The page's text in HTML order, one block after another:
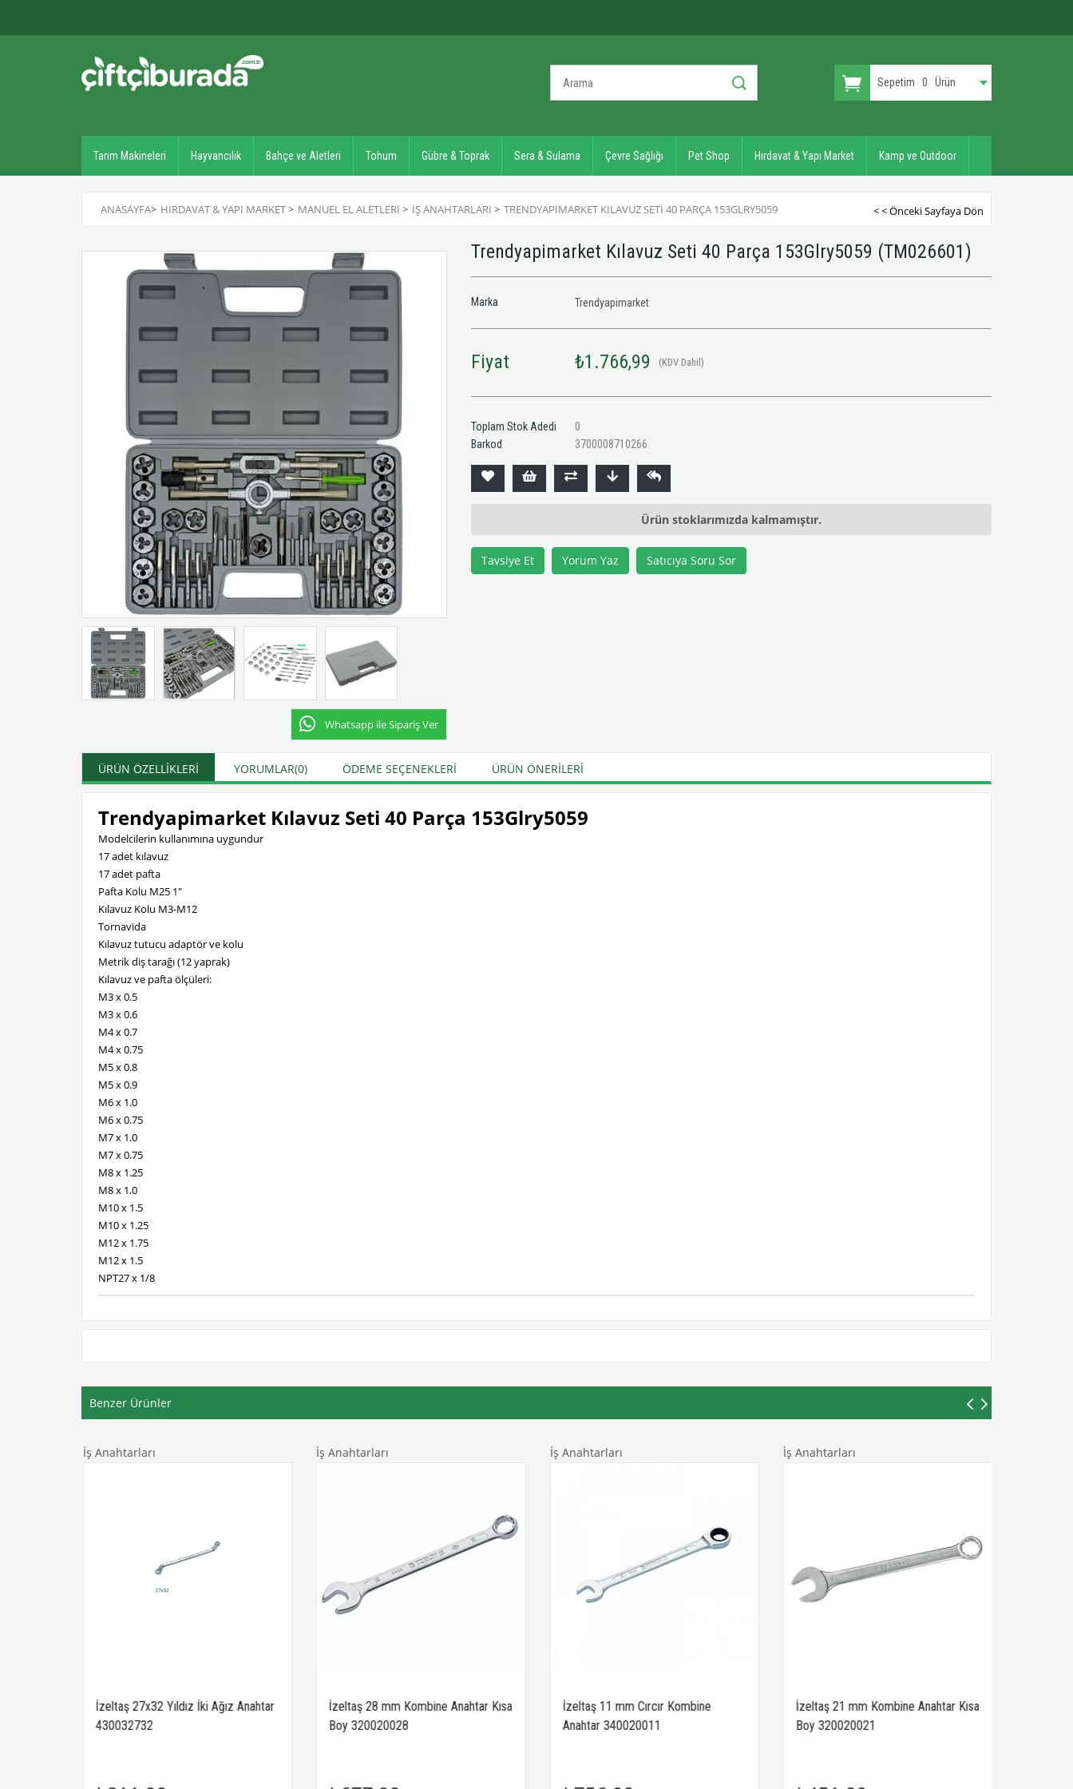
Sepetim 0 Ürün
Tarım Makineleri Hayvancılık Bahçe ve Aletleri Tohum Gübre & Toprak Sera & Sulama Çevre Sağlığı Pet Shop Hırdavat & Yapı Market Kamp ve Outdoor
ANASAYFA> HIRDAVAT & YAPI MARKET> MANUEL EL ALETLERI > İŞ ANAHTARLARI > TRENDYAPIMARKET KILAVUZ SETI 40 PARÇA 153GLRY5059 < < Önceki Sayfaya Dön
Whatsapp ile Sipariş Ver
Trendyapimarket Kılavuz Seti 40 Parça 153Glry5059 (TM026601)
Marka Trendyapimarket
Fiyat ₺1.766,99 (KDV Dahil)
Toplam Stok Adedi
0
Barkod
3700008710266
Ürün stoklarımızda kalmamıştır.
Tavsiye Et Yorum Yaz Satıcıya Soru Sor
ÜRÜN ÖZELLIKLERI YORUMLAR(0) ÖDEME SEÇENEKLERI ÜRÜN ÖNERILERI
Trendyapimarket Kılavuz Seti 40 Parça 153Glry5059
Modelcilerin kullanımına uygundur
17 adet kılavuz
17 adet pafta
Pafta Kolu M25 1"
Kılavuz Kolu M3-M12
Tornavida
Kılavuz tutucu adaptör ve kolu
Metrik diş tarağı (12 yaprak)
Kılavuz ve pafta ölçüleri:
​M3 x 0.5
M3 x 0.6
M4 x 0.7
M4 x 0.75
M5 x 0.8
M5 x 0.9
M6 x 1.0
M6 x 0.75
M7 x 1.0
M7 x 0.75
M8 x 1.25
M8 x 1.0
M10 x 1.5
M10 x 1.25
M12 x 1.75
M12 x 1.5
NPT27 x 1/8
Benzer Ürünler
İş Anahtarları
İzeltaş 27x32 Yıldız İki Ağız Anahtar
430032732
İş Anahtarları
İzeltaş 28 mm Kombine Anahtar Kısa
Boy 320020028
İş Anahtarları
İzeltaş 11 mm Cırcır Kombine
Anahtar 340020011
İş Anahtarları
İzeltaş 21 mm Kombine Anahtar Kısa
Boy 320020021